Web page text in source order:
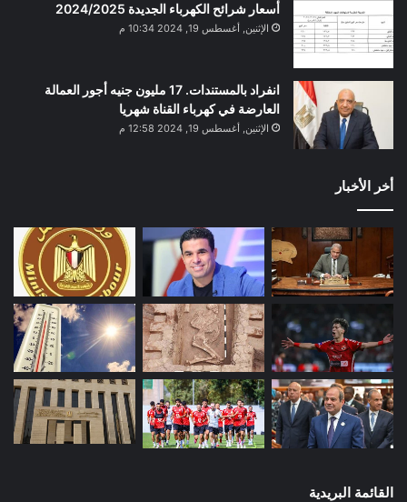
أسعار شرائح الكهرباء الجديدة 2024/2025
الإثنين, أغسطس 19, 2024 10:34 م
انفراد بالمستندات. 17 مليون جنيه أجور العمالة
العارضة في كهرباء القناة شهريا
الإثنين, أغسطس 19, 2024 12:58 م
أخر الأخبار
القائمة البريدية